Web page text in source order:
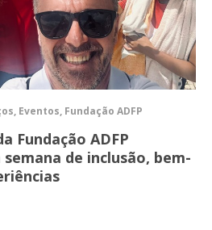
Eventos, Fundação ADFP
Fundação ADFP
de inclusão, bem-